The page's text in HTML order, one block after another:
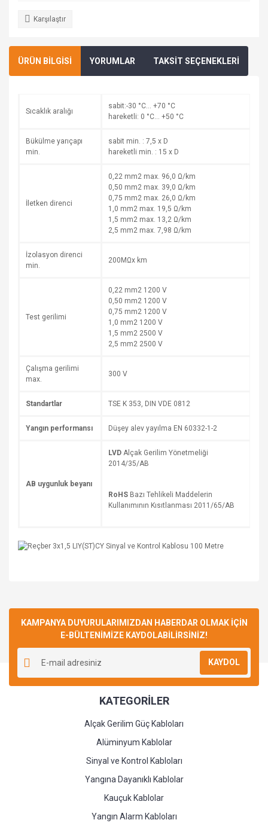
Karşılaştır
ÜRÜN BİLGİSİ YORUMLAR TAKSİT SEÇENEKLERİ
Sıcaklık aralığı
sabit:-30 °C… +70 °C
hareketli: 0 °C… +50 °C
Bükülme yarıçapı
min.
sabit min. : 7,5 x D
hareketli min. : 15 x D
İletken direnci
0,22 mm2 max. 96,0 Ω/km
0,50 mm2 max. 39,0 Ω/km
0,75 mm2 max. 26,0 Ω/km
1,0 mm2 max. 19,5 Ω/km
1,5 mm2 max. 13,2 Ω/km
2,5 mm2 max. 7,98 Ω/km
İzolasyon direnci
min.
200MΩx km
Test gerilimi
0,22 mm2 1200 V
0,50 mm2 1200 V
0,75 mm2 1200 V
1,0 mm2 1200 V
1,5 mm2 2500 V
2,5 mm2 2500 V
Çalışma gerilimi
max.
300 V
Standartlar TSE K 353, DIN VDE 0812
Yangın performansı Düşey alev yayılma EN 60332-1-2
AB uygunluk beyanı
LVD Alçak Gerilim Yönetmeliği
2014/35/AB
RoHS Bazı Tehlikeli Maddelerin
Kullanımının Kısıtlanması 2011/65/AB
Yorum Yaz
KAMPANYA DUYURULARIMIZDAN HABERDAR OLMAK İÇİN
E-BÜLTENİMİZE KAYDOLABİLİRSİNİZ!
KAYDOL
KATEGORİLER
Alçak Gerilim Güç Kabloları
Alüminyum Kablolar
Sinyal ve Kontrol Kabloları
Yangına Dayanıklı Kablolar
Kauçuk Kablolar
Yangın Alarm Kabloları